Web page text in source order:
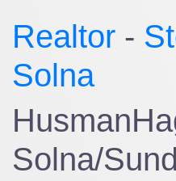
Realtor -
Solna
Solna/